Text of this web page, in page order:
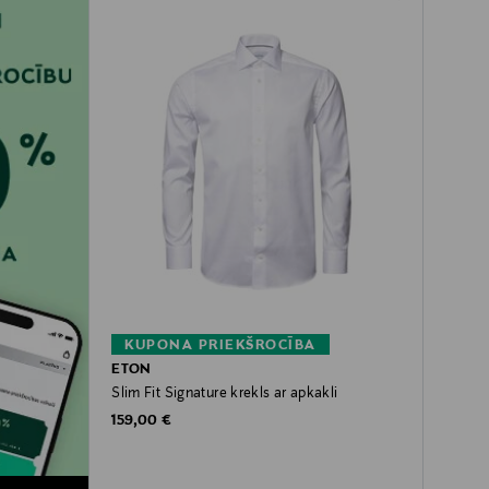
KUPONA PRIEKŠROCĪBA
ETON
Slim Fit Signature krekls ar apkakli
Original Price
159,00 €